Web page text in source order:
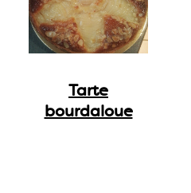
Tarte
bourdaloue